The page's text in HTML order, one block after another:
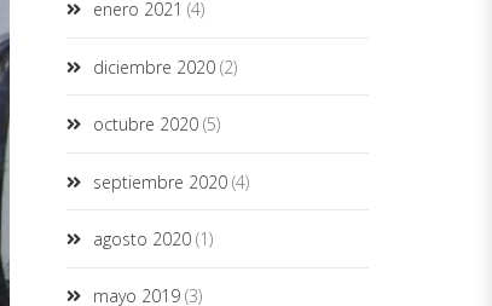
enero 2021 (4)
diciembre 2020 (2)
octubre 2020 (5)
septiembre 2020 (4)
agosto 2020 (1)
mayo 2019 (3)